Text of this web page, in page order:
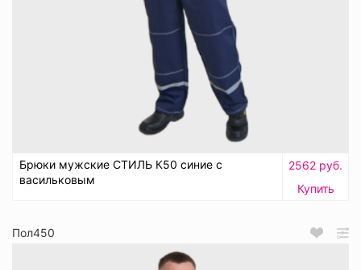
Брюки мужские СТИЛЬ К50 синие с
васильковым
2562 руб.
Купить
Пол450